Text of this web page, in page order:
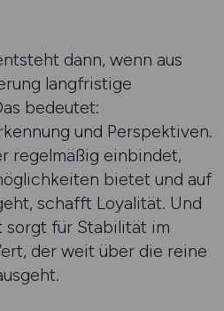
dann, wenn aus
langfristige
bedeutet:
und Perspektiven.
regelmäßig einbindet,
bietet und auf
schafft Loyalität. Und
sorgt für Stabilität im
der weit über die reine